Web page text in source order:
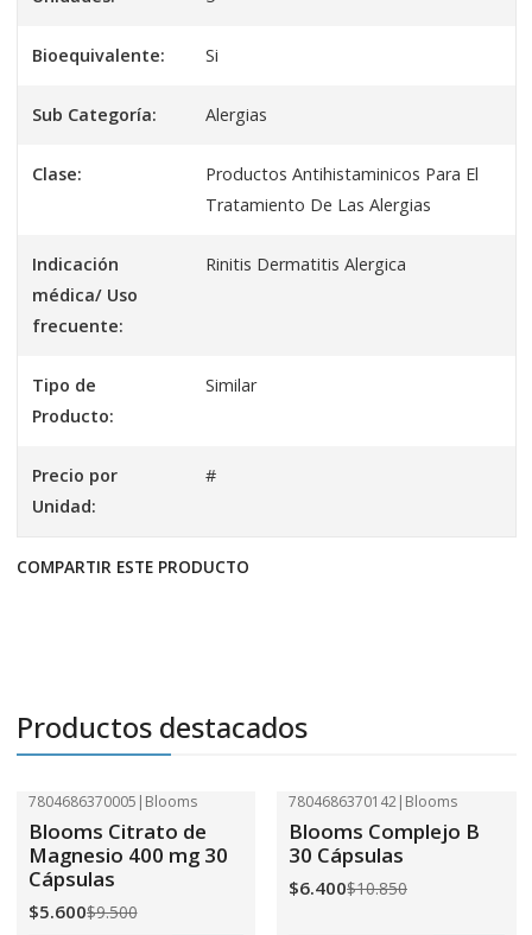
Bioequivalente: Si
Sub Categoría: Alergias
Clase:
Productos Antihistaminicos Para El
Tratamiento De Las Alergias
Indicación
médica/ Uso
frecuente:
Rinitis Dermatitis Alergica
Tipo de
Producto:
Similar
Precio por
Unidad:
#
COMPARTIR ESTE PRODUCTO
Productos destacados
7804686370005 | Blooms
Blooms Citrato de
Magnesio 400 mg 30
Cápsulas
$5.600$9.500
7804686370142| Blooms
Blooms Complejo B
30 Cápsulas
$6.400$10.850